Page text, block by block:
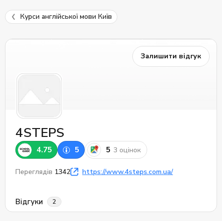
Курси англійської мови Київ
Залишити відгук
4STEPS
4.75 5 5 3 оцінок
Переглядів 1342 https://www.4steps.com.ua/
Відгуки 2